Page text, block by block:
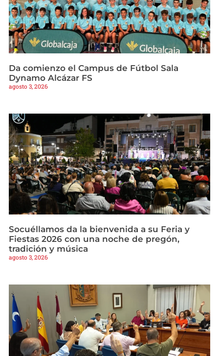
Da comienzo el Campus de Fútbol Sala
Dynamo Alcázar FS
agosto 3, 2026
Socuéllamos da la bienvenida a su Feria y
Fiestas 2026 con una noche de pregón,
tradición y música
agosto 3, 2026